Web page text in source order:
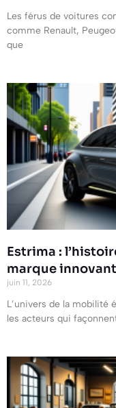
Les férus de voitures
comme Renault,
que
Estrima :
marque
juin 11, 2026
L’univers de la mobilité
les acteurs qui